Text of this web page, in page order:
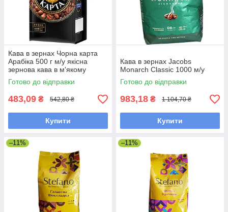
Кава в зернах Чорна карта
Арабіка 500 г м/у якісна
зернова кава в м'якому
пакованні
Готово до відправки
483,09 ₴ 542,80 ₴
Купити
Кава в зернах Jacobs
Monarch Classic 1000 м/у
Готово до відправки
983,18 ₴ 1 104,70 ₴
Купити
–11% –11%